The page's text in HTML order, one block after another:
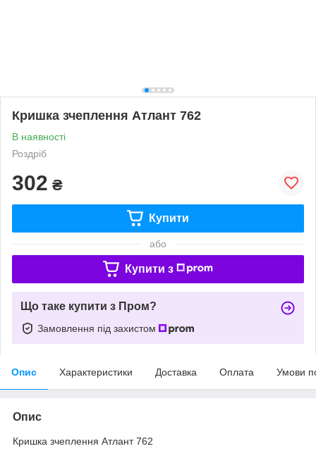
Кришка зчеплення Атлант 762
В наявності
Роздріб
302 ₴
Купити
або
Купити з
Що таке купити з Пром?
Замовлення під захистом
Опис Характеристики Доставка Оплата Умови
Опис
Кришка зчеплення Атлант 762